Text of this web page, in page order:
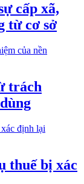
cấp xã,
từ cơ sở
trách
thuế bị xác